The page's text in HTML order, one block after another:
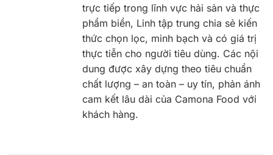
trực tiếp trong lĩnh vực hải sản và thực
phẩm biển, Linh tập trung chia sẻ kiến
thức chọn lọc, minh bạch và có giá trị
thực tiễn cho người tiêu dùng. Các nội
dung được xây dựng theo tiêu chuẩn
chất lượng – an toàn – uy tín, phản ánh
cam kết lâu dài của Camona Food với
khách hàng.